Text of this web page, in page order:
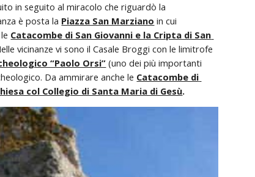
in seguito al miracolo che riguardò la
è posta la Piazza San Marziano in cui
Catacombe di San Giovanni e la Cripta di San
vicinanze vi sono il Casale Broggi con le limitrofe
“Paolo Orsi” (uno dei più importanti
Da ammirare anche le Catacombe di
col Collegio di Santa Maria di Gesù.